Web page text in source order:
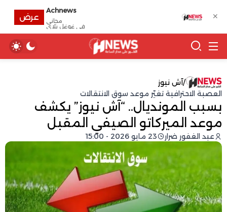
/آش نيوز
العصبة الاحترافية تغيّر موعد سوق الانتقالات
بسبب المونديال.. “آش نيوز” يكشف
موعد الميركاتو الصيفي المقبل
عبد الغفور ضرار 23 مايو 2026 - 15:00
✕
Achnews
مجانى
في غوغل بلاي
عرض